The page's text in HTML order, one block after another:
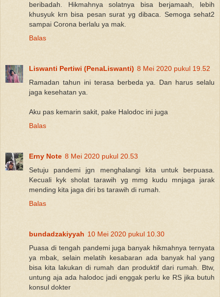
beribadah. Hikmahnya solatnya bisa berjamaah, lebih
khusyuk krn bisa pesan surat yg dibaca. Semoga sehat2
sampai Corona berlalu ya mak.
Balas
Liswanti Pertiwi (PenaLiswanti) 8 Mei 2020 pukul 19.52
Ramadan tahun ini terasa berbeda ya. Dan harus selalu
jaga kesehatan ya.
Aku pas kemarin sakit, pake Halodoc ini juga
Balas
Erny Note 8 Mei 2020 pukul 20.53
Setuju pandemi jgn menghalangi kita untuk berpuasa.
Kecuali kyk sholat tarawih yg mmg kudu mnjaga jarak
mending kita jaga diri bs tarawih di rumah.
Balas
bundadzakiyyah 10 Mei 2020 pukul 10.30
Puasa di tengah pandemi juga banyak hikmahnya ternyata
ya mbak, selain melatih kesabaran ada banyak hal yang
bisa kita lakukan di rumah dan produktif dari rumah. Btw,
untung aja ada halodoc jadi enggak perlu ke RS jika butuh
konsul dokter